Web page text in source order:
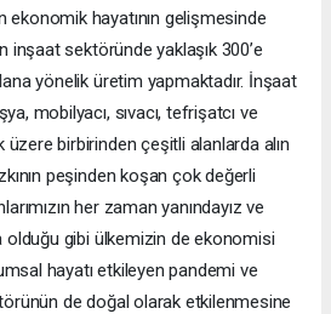
hayatının gelişmesinde
sektöründe yaklaşık 300’e
yönelik üretim yapmaktadır. İnşaat
mobilyacı, sıvacı, tefrişatcı ve
birbirinden çeşitli alanlarda alın
peşinden koşan çok değerli
her zaman yanındayız ve
olduğu gibi ülkemizin de ekonomisi
hayatı etkileyen pandemi ve
de doğal olarak etkilenmesine